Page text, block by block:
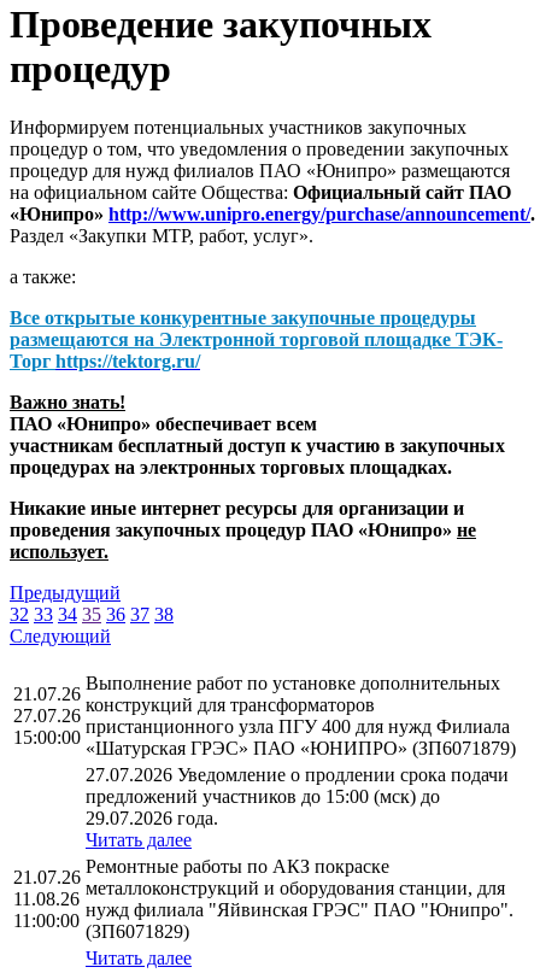
Проведение закупочных
процедур
Информируем потенциальных участников закупочных
процедур о том, что уведомления о проведении закупочных
процедур для нужд филиалов ПАО «Юнипро» размещаются
на официальном сайте Общества: Официальный сайт ПАО
«Юнипро» http://www.unipro.energy/purchase/announcement/.
Раздел «Закупки МТР, работ, услуг».
а также:
Все открытые конкурентные закупочные процедуры
размещаются на Электронной торговой площадке ТЭК-
Торг https://tektorg.ru/
Важно знать!
ПАО «Юнипро» обеспечивает всем
участникам бесплатный доступ к участию в закупочных
процедурах на электронных торговых площадках.
Никакие иные интернет ресурсы для организации и
проведения закупочных процедур ПАО «Юнипро» не
использует.
Предыдущий
32 33 34 35 36 37 38
Следующий
21.07.26
27.07.26
15:00:00
Выполнение работ по установке дополнительных
конструкций для трансформаторов
пристанционного узла ПГУ 400 для нужд Филиала
«Шатурская ГРЭС» ПАО «ЮНИПРО» (ЗП6071879)
27.07.2026 Уведомление о продлении срока подачи
предложений участников до 15:00 (мск) до
29.07.2026 года.
Читать далее
21.07.26
11.08.26
11:00:00
Ремонтные работы по АКЗ покраске
металлоконструкций и оборудования станции, для
нужд филиала "Яйвинская ГРЭС" ПАО "Юнипро".
(ЗП6071829)
Читать далее